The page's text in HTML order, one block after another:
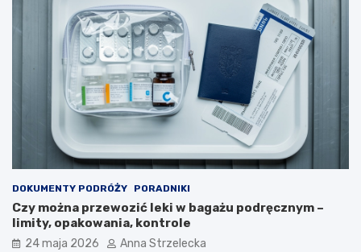
DOKUMENTY PODRÓŻY PORADNIKI
Czy można przewozić leki w bagażu podręcznym –
limity, opakowania, kontrole
24 maja 2026 Anna Strzelecka